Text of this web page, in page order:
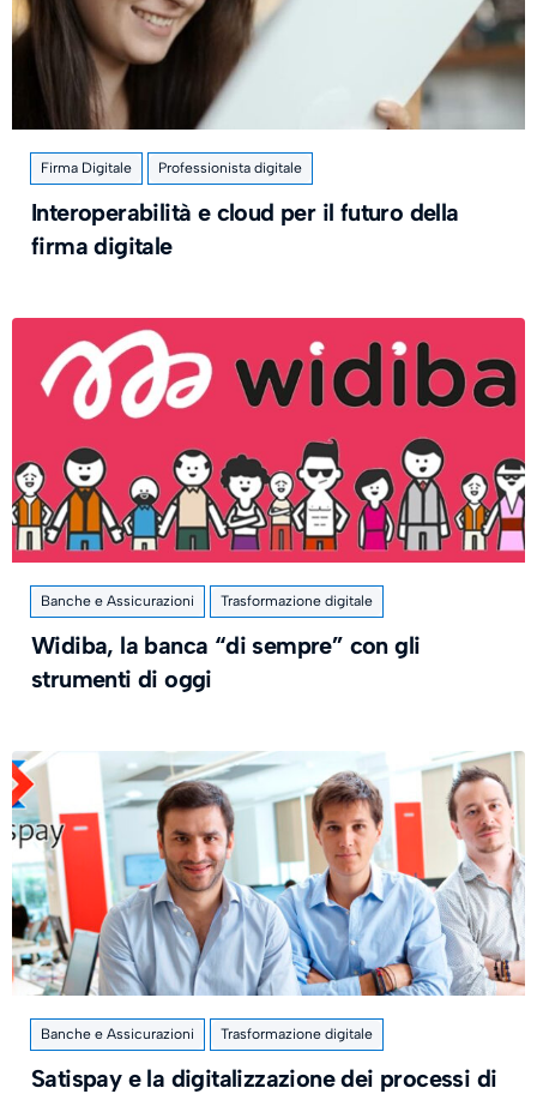
Firma Digitale Professionista digitale
Interoperabilità e cloud per il futuro della
firma digitale
Banche e Assicurazioni Trasformazione digitale
Widiba, la banca “di sempre” con gli
strumenti di oggi
Banche e Assicurazioni Trasformazione digitale
Satispay e la digitalizzazione dei processi di